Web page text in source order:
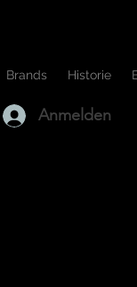
Brands Historie
Anmelden